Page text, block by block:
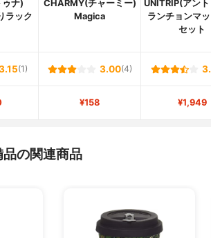
ナ)
ラック
CHARMY(チャーミー)
Magica
UNITRIP(アン
ランチョンマ
セット
(1) 3.00(4)
¥158 ¥1,949
の関連商品